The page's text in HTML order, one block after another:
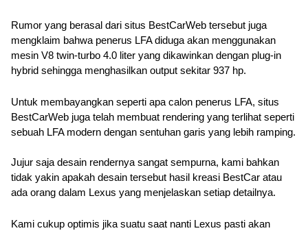
Rumor yang berasal dari situs BestCarWeb tersebut juga
mengklaim bahwa penerus LFA diduga akan menggunakan
mesin V8 twin-turbo 4.0 liter yang dikawinkan dengan plug-in
hybrid sehingga menghasilkan output sekitar 937 hp.
Untuk membayangkan seperti apa calon penerus LFA, situs
BestCarWeb juga telah membuat rendering yang terlihat seperti
Jujur saja desain rendernya sangat sempurna, kami bahkan
tidak yakin apakah desain tersebut hasil kreasi BestCar atau
ada orang dalam Lexus yang menjelaskan setiap detailnya.
Kami cukup optimis jika suatu saat nanti Lexus pasti akan